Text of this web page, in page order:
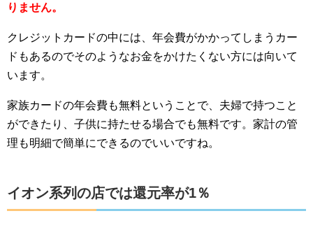
りません。
クレジットカードの中には、年会費がかかってしまうカー
ドもあるのでそのようなお金をかけたくない方には向いて
います。
家族カードの年会費も無料ということで、夫婦で持つこと
ができたり、子供に持たせる場合でも無料です。家計の管
理も明細で簡単にできるのでいいですね。
イオン系列の店では還元率が1％